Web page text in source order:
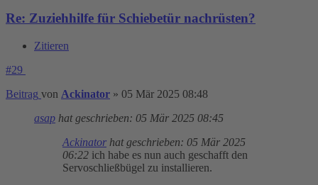
Re: Zuziehhilfe für Schiebetür nachrüsten?
Zitieren
#29
Beitrag von Ackinator » 05 Mär 2025 08:48
asap hat geschrieben: 05 Mär 2025 08:45
Ackinator hat geschrieben: 05 Mär 2025
06:22 ich habe es nun auch geschafft den
Servoschließbügel zu installieren.